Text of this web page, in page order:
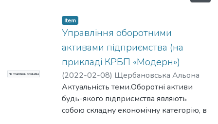
No Thumbnail Available
Item
Управління оборотними
активами підприємства (на
прикладі КРБП «Модерн»)
(2022-02-08) Щербановська Альона
Анатоліївна
Актуальність теми.Оборотні активи
будь-якого підприємства являють
собою складну економічну категорію, в